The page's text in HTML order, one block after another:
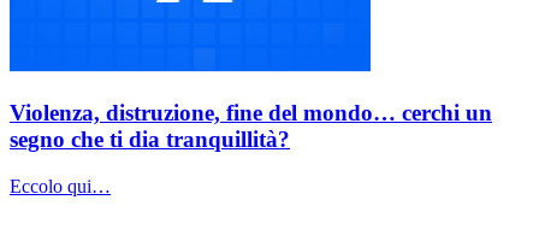
Violenza, distruzione, fine del mondo… cerchi un
segno che ti dia tranquillità?
Eccolo qui…